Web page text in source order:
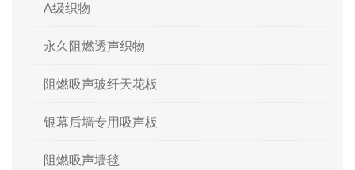
A级织物
永久阻燃透声织物
阻燃吸声玻纤天花板
银幕后墙专用吸声板
阻燃吸声墙毯